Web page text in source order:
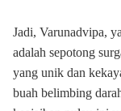
Jadi, Varunadvipa,
adalah sepotong
yang unik dan
buah belimbing